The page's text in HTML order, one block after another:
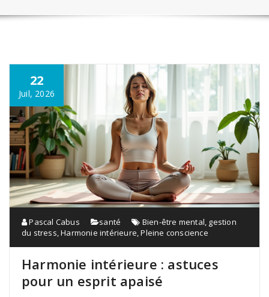
22
Juil, 2026
Pascal Cabus santé Bien-être mental, gestion
du stress,Harmonie intérieure,Pleine conscience
Harmonie intérieure : astuces
pour un esprit apaisé